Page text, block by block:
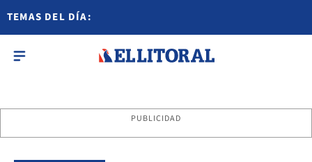
TEMAS DEL DÍA:
PUBLICIDAD